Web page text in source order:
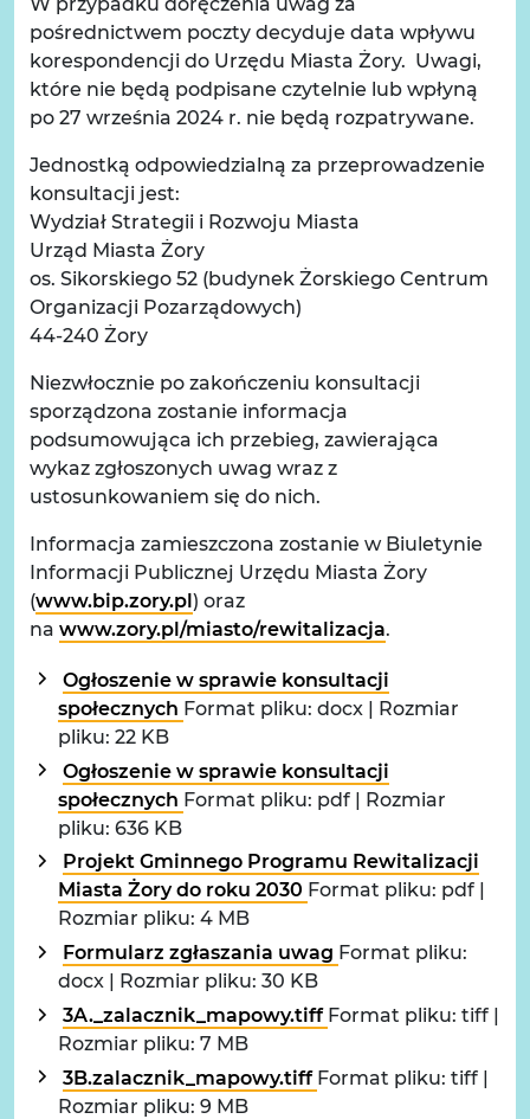
pośrednictwem poczty decyduje data wpływu
korespondencji do Urzędu Miasta Żory. Uwagi,
które nie będą podpisane czytelnie lub wpłyną
po 27 września 2024 r. nie będą rozpatrywane.
Jednostką odpowiedzialną za przeprowadzenie
konsultacji jest:
Wydział Strategii i Rozwoju Miasta
Urząd Miasta Żory
os. Sikorskiego 52 (budynek Żorskiego Centrum
Organizacji Pozarządowych)
44-240 Żory
Niezwłocznie po zakończeniu konsultacji
sporządzona zostanie informacja
podsumowująca ich przebieg, zawierająca
wykaz zgłoszonych uwag wraz z
ustosunkowaniem się do nich.
Informacja zamieszczona zostanie w Biuletynie
Informacji Publicznej Urzędu Miasta Żory
(www.bip.zory.pl) oraz
na www.zory.pl/miasto/rewitalizacja.
Ogłoszenie w sprawie konsultacji
społecznych Format pliku: docx | Rozmiar
pliku: 22 KB
Ogłoszenie w sprawie konsultacji
społecznych Format pliku: pdf | Rozmiar
pliku: 636 KB
Projekt Gminnego Programu Rewitalizacji
Miasta Żory do roku 2030 Format pliku: pdf |
Rozmiar pliku: 4 MB
Formularz zgłaszania uwag Format pliku:
docx | Rozmiar pliku: 30 KB
3A._zalacznik_mapowy.tiff Format pliku: tiff |
Rozmiar pliku: 7 MB
3B.zalacznik_mapowy.tiff Format pliku: tiff |
Rozmiar pliku: 9 MB